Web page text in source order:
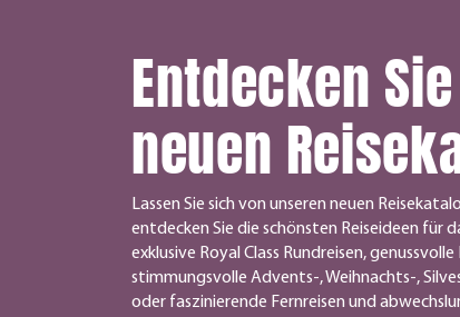
Entdecken
neuen
Lassen Sie sich von unseren neuen
entdecken Sie die schönsten Reiseideen für
exklusive Royal Class Rundreisen, genussvolle
stimmungsvolle Advents-, Weihnachts-,
oder faszinierende Fernreisen und